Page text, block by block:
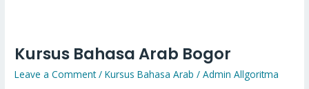
Kursus Bahasa Arab Bogor
Leave a Comment /Kursus Bahasa Arab /Admin Allgoritma
Kursus
Arab